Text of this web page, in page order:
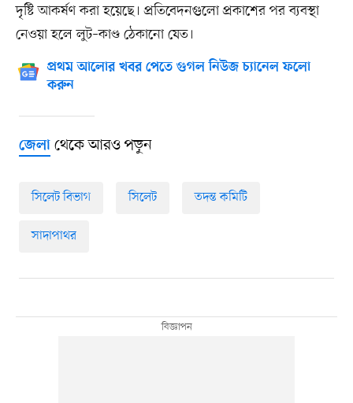
দৃষ্টি আকর্ষণ করা হয়েছে। প্রতিবেদনগুলো প্রকাশের পর ব্যবস্থা
নেওয়া হলে লুট–কাণ্ড ঠেকানো যেত।
প্রথম আলোর খবর পেতে গুগল নিউজ চ্যানেল ফলো
করুন
জেলাথেকে আরও পড়ুন
সিলেট বিভাগ সিলেট তদন্ত কমিটি
সাদাপাথর